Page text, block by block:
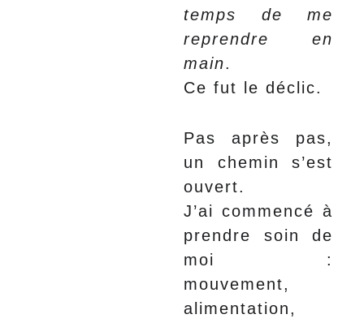
temps de me
reprendre en
main.
Ce fut le déclic.
Pas après pas,
un chemin s’est
ouvert.
J’ai commencé à
prendre soin de
moi :
mouvement,
alimentation,